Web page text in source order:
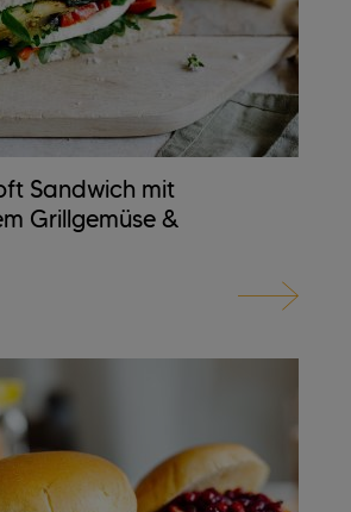
Sandwich mit
Grillgemüse &